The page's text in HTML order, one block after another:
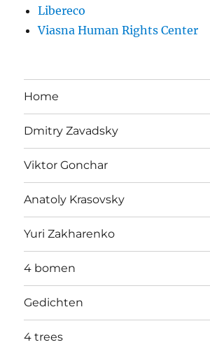
Libereco
Viasna Human Rights Center
Home
Dmitry Zavadsky
Viktor Gonchar
Anatoly Krasovsky
Yuri Zakharenko
4 bomen
Gedichten
4 trees